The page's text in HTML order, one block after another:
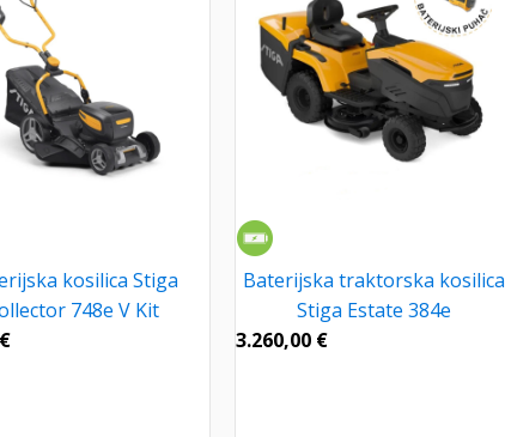
kosilica Stiga
748e V Kit
€
Baterijska traktorska kosilica
Stiga Estate 384e
3.260,00 €